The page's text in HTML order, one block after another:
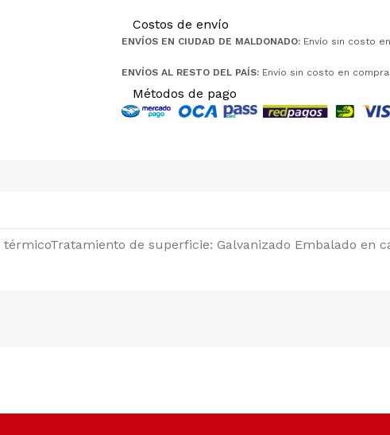
Costos de envío
ENVÍOS EN CIUDAD DE MALDONADO: Envío sin costo
ENVÍOS AL RESTO DEL PAÍS: Envío sin costo en
Métodos de pago
de superficie: Galvanizado Embalado en